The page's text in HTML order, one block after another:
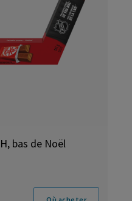
bas de Noël